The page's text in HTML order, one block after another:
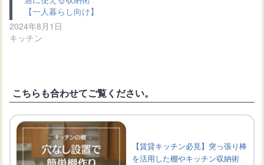
【一人暮らし向け】
2024年8月1日
キッチン
こちらも合わせてご覧ください。
【賃貸キッチン必見】突っ張り棒
を活用した棚やキッチン収納術